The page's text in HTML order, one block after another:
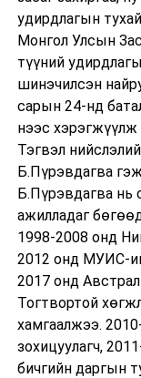
удирдлагын тухай
Монгол Улсын
түүний
шинэчилсэн
сарын 24-нд
нээс хэрэгжүүлж
Тэгвэл
Б.Пүрэвдагва
Б.Пүрэвдагва
ажилладаг
1998-2008 онд
2012 онд МУИС-
2017 онд
Тогтвортой
хамгаалжээ.
зохицуулагч,
бичгийн даргын